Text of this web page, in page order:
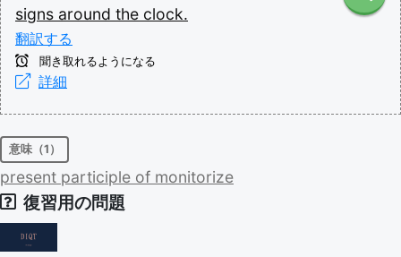
signs around the clock.
翻訳する
聞き取れるようになる
詳細
意味（1）
present participle of monitorize
復習用の問題